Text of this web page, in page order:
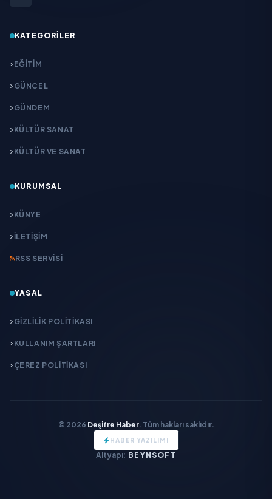
KATEGORILER
EĞITIM
GÜNCEL
GÜNDEM
KÜLTÜR SANAT
KÜLTÜR VE SANAT
KURUMSAL
KÜNYE
İLETIŞIM
RSS SERVISI
YASAL
GIZLILIK POLITIKASI
KULLANIM ŞARTLARI
ÇEREZ POLITIKASI
© 2026 Deşifre Haber. Tüm hakları saklıdır.
HABER YAZILIMI
Altyapı: BEYNSOFT